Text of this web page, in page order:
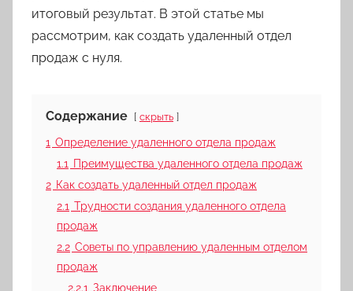
итоговый результат. В этой статье мы
рассмотрим, как создать удаленный отдел
продаж с нуля.
Содержание скрыть
1 Определение удаленного отдела продаж
1.1 Преимущества удаленного отдела продаж
2 Как создать удаленный отдел продаж
2.1 Трудности создания удаленного отдела
продаж
2.2 Советы по управлению удаленным отделом
продаж
2.2.1 Заключение